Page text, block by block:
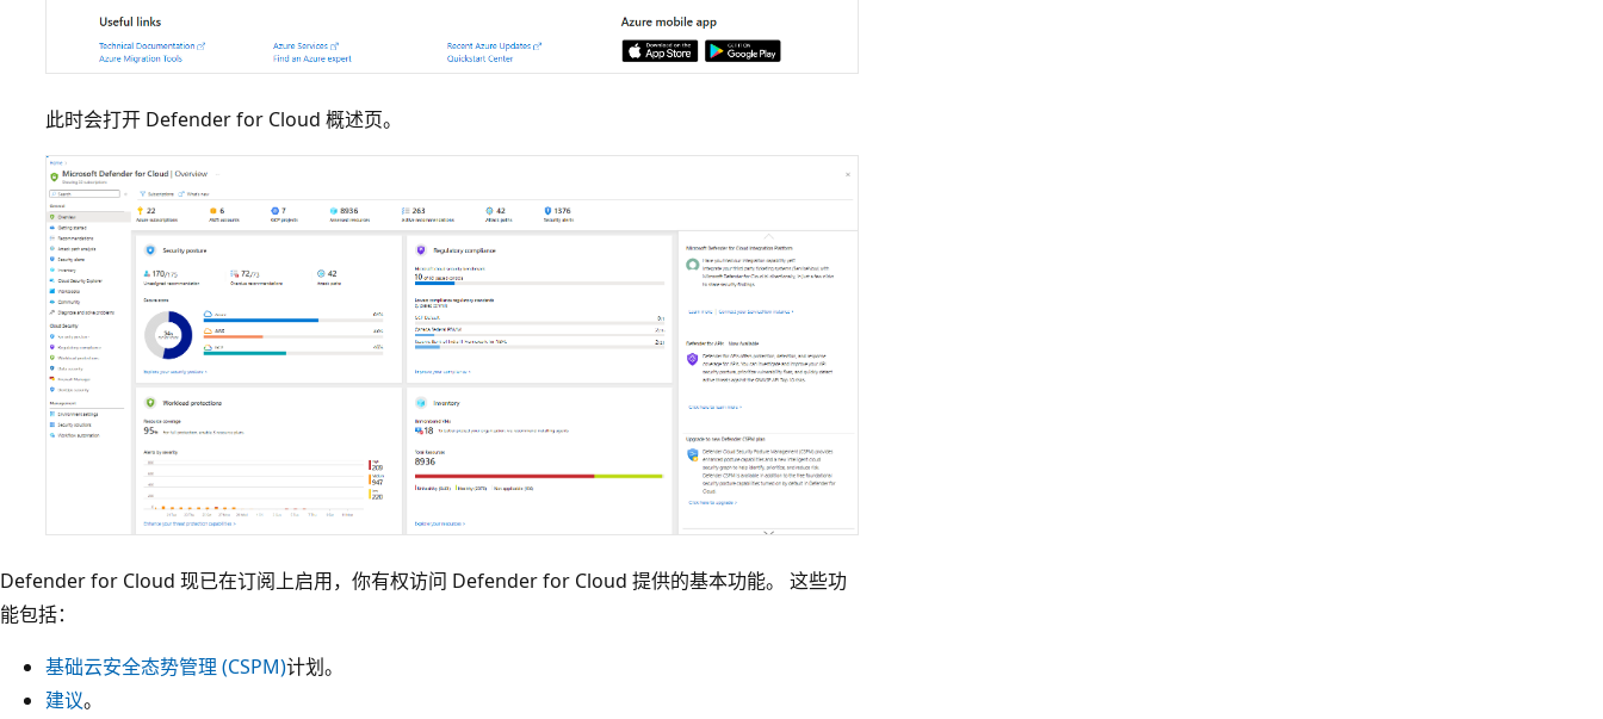
此时会打开 Defender for Cloud 概述页。
Defender for Cloud 现已在订阅上启用，你有权访问 Defender for Cloud 提供的基本功能。 这些功
能包括：
基础云安全态势管理 (CSPM)计划。
建议。